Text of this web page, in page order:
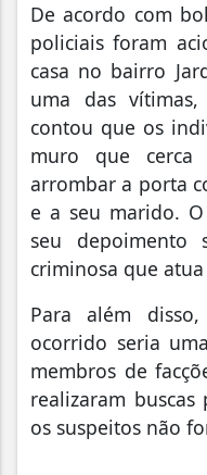
De acordo com
policiais foram
casa no bairro
uma das
contou que os
muro que cerca
arrombar a porta
e a seu marido.
seu depoimento
criminosa que
Para além
ocorrido seria
membros de
realizaram
os suspeitos não